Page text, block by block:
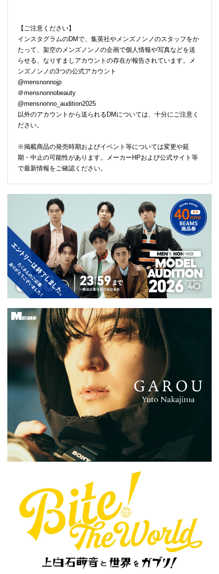
【ご注意ください】
インスタグラムのDMで、集英社やメンズノンノのスタッフをか
たって、架空のメンズノンノの企画で個人情報や写真などを送
らせる、なりすましアカウントの存在が報告されています。メ
ンズノンノの3つの公式アカウント
@mensnonnojp
＠mensnonnobeauty
@mensnonno_audition2025
以外のアカウントから送られるDMについては、十分にご注意く
ださい。
※掲載商品の発売時期およびイベント等については変更や延
期・中止の可能性があります。メーカーHPおよび公式サイト等
で最新情報をご確認ください。